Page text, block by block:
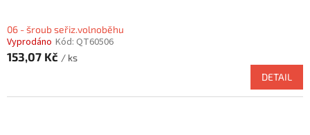
06 - šroub seřiz.volnoběhu
Vyprodáno Kód: QT60506
153,07 Kč / ks
DETAIL